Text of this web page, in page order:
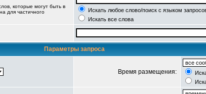
которые могут быть в
для частичного
Искать любое слово/поиск с языком
Искать все слова
Параметры запроса
Время размещения: